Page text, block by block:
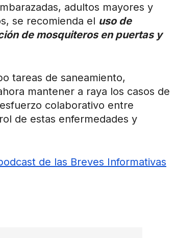
adultos mayores y
se recomienda el uso de
de mosquiteros en puertas y
tareas de saneamiento,
mantener a raya los casos de
colaborativo entre
de estas enfermedades y
de las Breves Informativas